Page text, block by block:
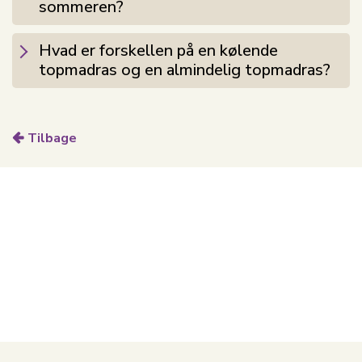
opnår en topmadras der former sig efter kroppens
naturlige kurver. De 7 komfortzoner i topmadrassen,
gør at skummet endnu bedre kan aflaste kroppens
former end ved en almindelig memoryskums
topmadras. De 7 zoner kan ses i selve skumkernen
med til at bedre at ventilere kropsvarmen væk fra
kroppen.
sommeren?
Hvad er forskellen på en kølende
topmadras og en almindelig topmadras?
Tilbage